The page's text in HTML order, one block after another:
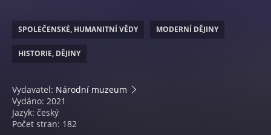
SPOLEČENSKÉ, HUMANITNÍ VĚDY MODERNÍ DĚJINY
HISTORIE, DĚJINY
Vydavatel: Národní muzeum
Vydáno: 2021
Jazyk: český
Počet stran: 182